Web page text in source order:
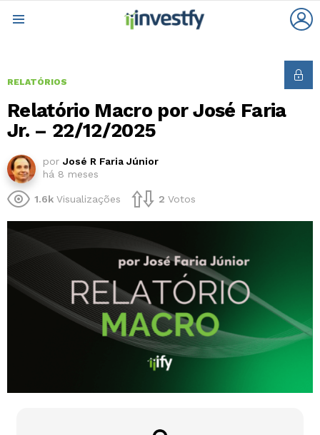
RELATÓRIOS
Relatório Macro por José Faria
Jr. – 22/12/2025
por José R Faria Júnior
há 8 meses
1.6k Visualizações 2 Votos